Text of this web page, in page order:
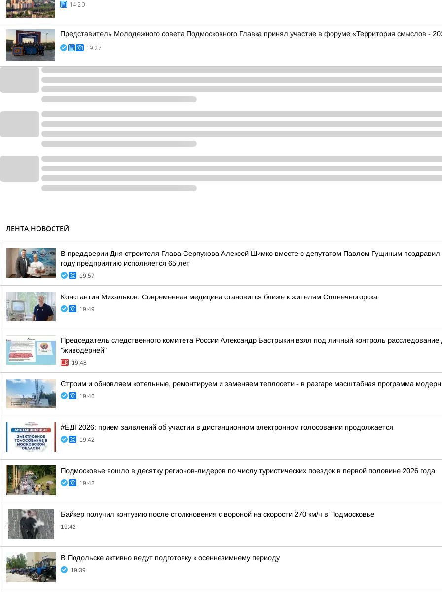
14:20
Представитель Молодежного совета Подмосковного Главка принял участие в форуме «Территория смыслов -
19:27
ЛЕНТА НОВОСТЕЙ
В преддверии Дня строителя Глава Серпухова Алексей Шимко вместе с депутатом Павлом Гущиным
году предприятию исполняется 65 лет
19:57
Константин Михальков: Современная медицина становится ближе к жителям Солнечногорска
19:49
Председатель следственного комитета России Александр Бастрыкин взял под личный контроль
"живодёрней"
19:48
Строим и обновляем котельные, ремонтируем и заменяем теплосети - в разгаре масштабная программа
19:46
#ЕДГ2026: прием заявлений об участии в дистанционном электронном голосовании продолжается
19:42
Подмосковье вошло в десятку регионов-лидеров по числу туристических поездок в первой половине 2026 года
19:42
Байкер получил контузию после столкновения с вороной на скорости 270 км/ч в Подмосковье
19:42
В Подольске активно ведут подготовку к осеннезимнему периоду
19:39